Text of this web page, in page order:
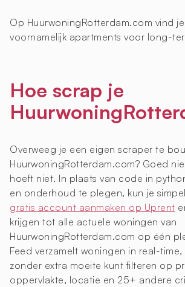
Op HuurwoningRotterdam.com vind je
voornamelijk apartments voor long-
Hoe scrap je
Overweeg je een eigen scraper te
HuurwoningRotterdam.com? Goed
hoeft niet. In plaats van code in
en onderhoud te plegen, kun je
gratis account aanmaken op Uprent
krijgen tot alle actuele woningen van
HuurwoningRotterdam.com op één
Feed verzamelt woningen in real-
zonder extra moeite kunt filteren op
oppervlakte, locatie en 25+ andere